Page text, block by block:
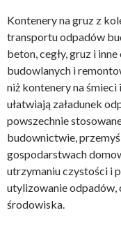
Kontenery na gruz z
transportu odpadów
beton, cegły, gruz i
budowlanych i
niż kontenery na
ułatwiają załadunek
powszechnie
budownictwie,
gospodarstwach
utrzymaniu czystości i
utylizowanie odpadów,
środowiska.